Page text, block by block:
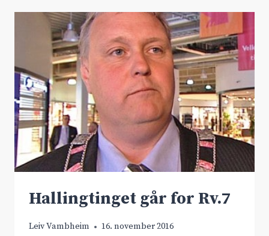
Hallingtinget går for Rv.7
Leiv Vambheim 16. november 2016